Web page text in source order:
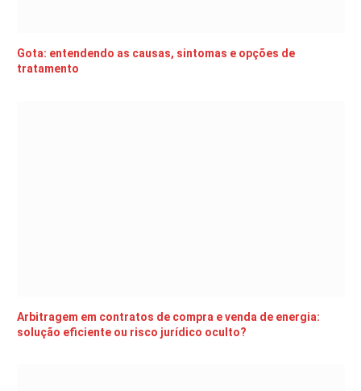
Gota: entendendo as causas, sintomas e opções de
tratamento
Arbitragem em contratos de compra e venda de energia:
solução eficiente ou risco jurídico oculto?